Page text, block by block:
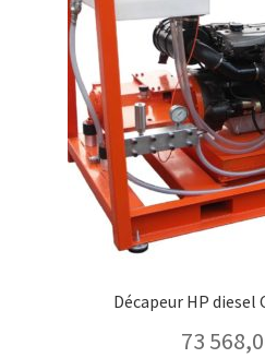
Décapeur HP diesel
73